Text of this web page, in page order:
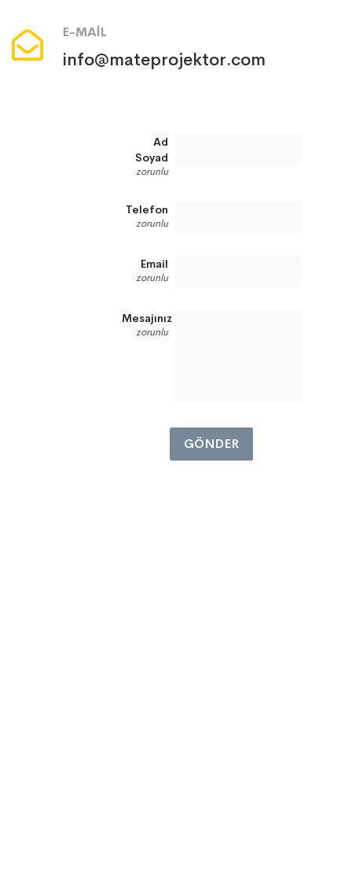
E-MAIL
info@mateprojektor.com
Ad
Soyad
zorunlu
Telefon
zorunlu
Email
zorunlu
Mesajınız
zorunlu
GÖNDER